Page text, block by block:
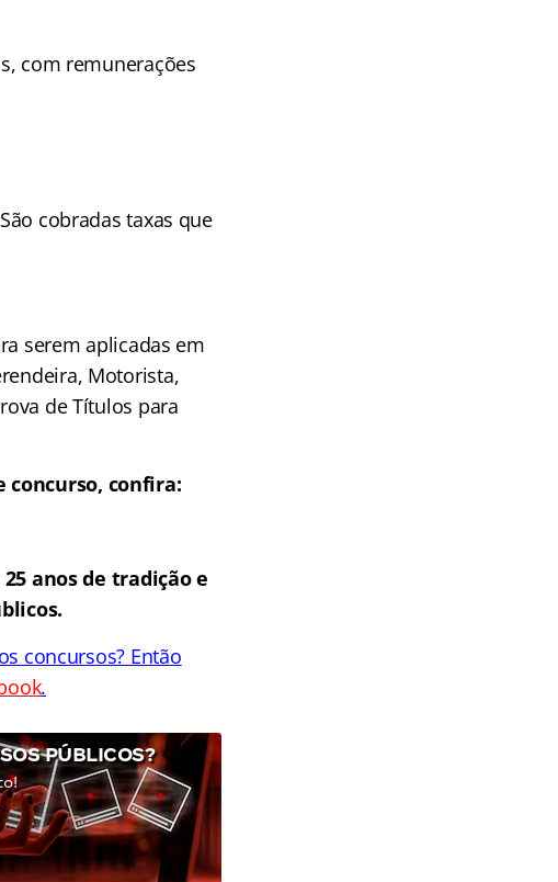
com remunerações
cobradas taxas que
serem aplicadas em
Motorista,
de Títulos para
concurso, confira:
anos de tradição e
concursos? Então
.
PÚBLICOS?